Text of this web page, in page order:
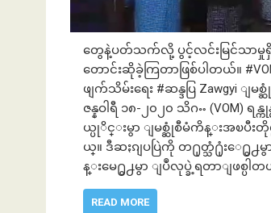
တွေနဲ့ပတ်သက်လို့ ပွင့်လင်းမြင်သာမှု
တောင်းဆိုခဲ့ကြတာဖြစ်ပါတယ်။
ဖျက်သိမ်းရေး #ဆန္ဒပြ Zawgyi ျ
ဇန္နဝါရီ ၁၈-၂၀၂၀ သိဂႌ (VOM)
ယ္ပုိင္းမွာ ျမစ္ဆုံစီမံကိန္းအၿပီးတို
ယ္။ ဒီဆႏၵျပပြဲကို တ႐ုတ္သံ႐ုံးေ႐ွ
န္းမေ႐ွ႕မွာ ျပဳလုပ္ခဲ့ရတာျဖစ္ပ
READ MORE